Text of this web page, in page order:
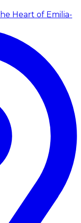
Heart of Emilia-